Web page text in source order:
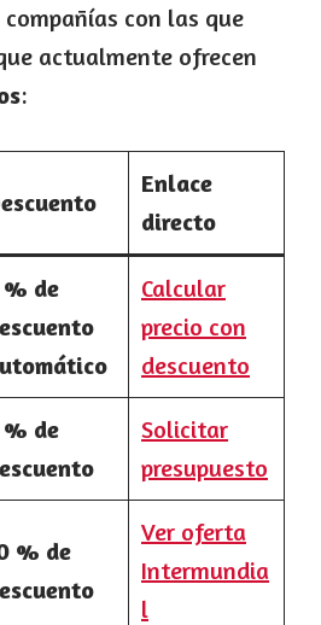
con las que
actualmente ofrecen
:
Enlace
directo
de
Calcular
precio con
descuento
de
Solicitar
presupuesto
% de
Ver oferta
Intermundia
l